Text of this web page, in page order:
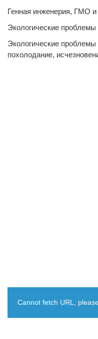
Генная инженерия, ГМО и
Экологические
Экологические
похолодание,
Cannot fetch URL,